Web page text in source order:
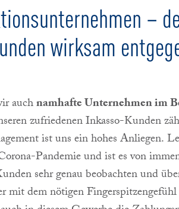
–
wirksam
auchnamhafte Unternehmen im
zufriedenen Inkasso-Kunden
ist uns ein hohes Anliegen.
Pandemie und ist es von
sehr genau beobachten und
mit dem nötigen